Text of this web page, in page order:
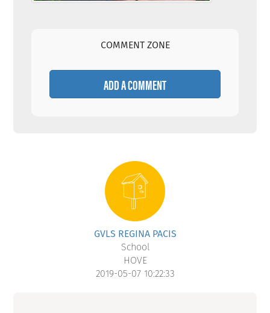
COMMENT ZONE
ADD A COMMENT
GVLS REGINA PACIS
School
HOVE
2019-05-07 10:22:33